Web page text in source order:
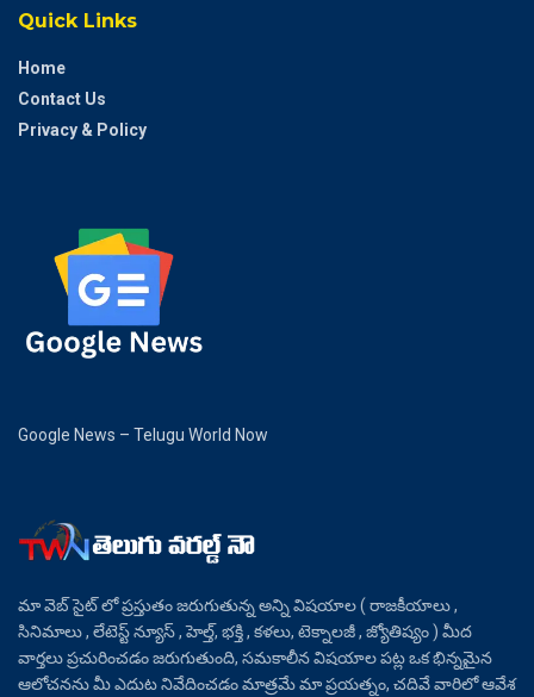
Quick Links
Home
Contact Us
Privacy & Policy
Google News – Telugu World Now
మా వెబ్ సైట్ లో ప్రస్తుతం జరుగుతున్న అన్ని విషయాల ( రాజకీయాలు ,
సినిమాలు , లేటెస్ట్ న్యూస్ , హెల్త్, భక్తి , కళలు, టెక్నాలజీ , జ్యోతిష్యం ) మీద
వార్తలు ప్రచురించడం జరుగుతుంది, సమకాలీన విషయాల పట్ల ఒక భిన్నమైన
ఆలోచనను మీ ఎదుట నివేదించడం మాత్రమే మా ప్రయత్నం, చదివే వారిలో ఆవేశ